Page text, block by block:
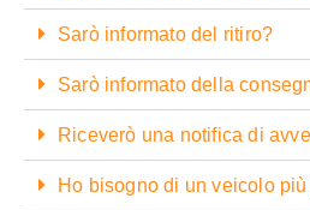
Sarò informato del ritiro?
Sarò informato della
Riceverò una notifica di
Ho bisogno di un veicolo